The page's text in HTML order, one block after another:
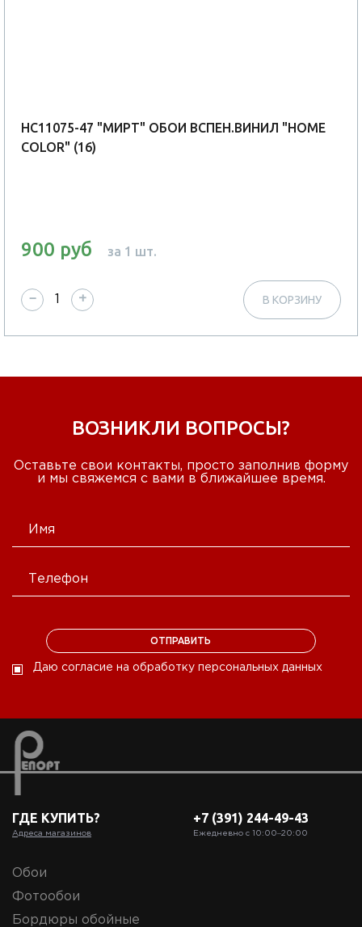
HC11075-47 "МИРТ" ОБОИ ВСПЕН.ВИНИЛ "HOME
COLOR" (16)
900 руб за 1 шт.
− + В КОРЗИНУ
ВОЗНИКЛИ ВОПРОСЫ?
Оставьте свои контакты, просто заполнив форму
и мы свяжемся с вами в ближайшее время.
Даю согласие на обработку персональных данных
ГДЕ КУПИТЬ?
Адреса магазинов
+7 (391) 244-49-43
Ежедневно с 10:00‒20:00
Обои
Фотообои
Бордюры обойные